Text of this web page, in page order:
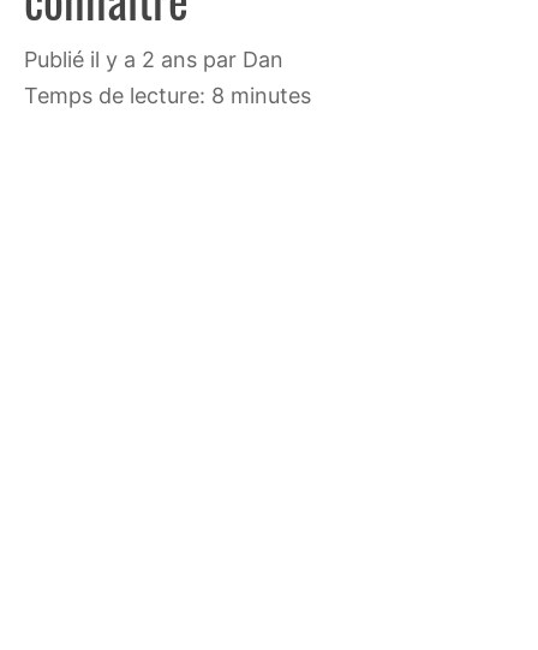
publié il y a 2 ans par Dan
Temps de lecture: 8 minutes